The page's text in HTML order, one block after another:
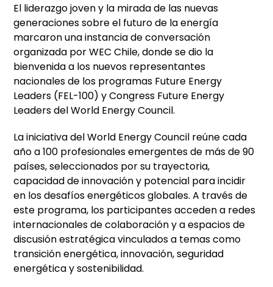
El liderazgo joven y la mirada de las nuevas
generaciones sobre el futuro de la energía
marcaron una instancia de conversación
organizada por WEC Chile, donde se dio la
bienvenida a los nuevos representantes
nacionales de los programas Future Energy
Leaders (FEL-100) y Congress Future Energy
Leaders del World Energy Council.
La iniciativa del World Energy Council reúne cada
año a 100 profesionales emergentes de más de 90
países, seleccionados por su trayectoria,
capacidad de innovación y potencial para incidir
en los desafíos energéticos globales. A través de
este programa, los participantes acceden a redes
internacionales de colaboración y a espacios de
discusión estratégica vinculados a temas como
transición energética, innovación, seguridad
energética y sostenibilidad.